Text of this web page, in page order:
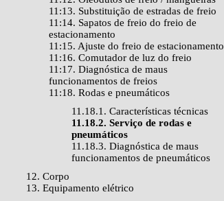
11:13. Substituição de estradas de freio
11:14. Sapatos de freio do freio de
estacionamento
11:15. Ajuste do freio de estacionamento
11:16. Comutador de luz do freio
11:17. Diagnóstica de maus
funcionamentos de freios
11:18. Rodas e pneumáticos
11.18.1. Características técnicas
11.18.2. Serviço de rodas e
pneumáticos
11.18.3. Diagnóstica de maus
funcionamentos de pneumáticos
12. Corpo
13. Equipamento elétrico